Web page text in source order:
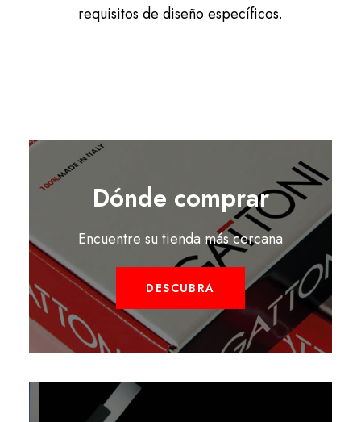
requisitos de diseño específicos.
Dónde comprar
Encuentre su tienda más cercana
DESCUBRA